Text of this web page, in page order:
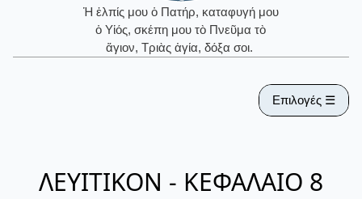
Ἡ ἐλπίς μου ὁ Πατήρ, καταφυγή μου
ὁ Υἱός, σκέπη μου τὸ Πνεῦμα τὸ
ἅγιον, Τριὰς ἁγία, δόξα σοι.
Επιλογές ☰
ΛΕΥΙΤΙΚΟΝ - ΚΕΦΑΛΑΙΟ 8